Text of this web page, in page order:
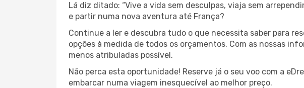
Lá diz ditado: “Vive a vida sem desculpas, viaja sem
e partir numa nova aventura até França?
Continue a ler e descubra tudo o que necessita saber para
opções à medida de todos os orçamentos. Com as nossas
menos atribuladas possível.
Não perca esta oportunidade! Reserve já o seu voo com a
embarcar numa viagem inesquecível ao melhor preço.